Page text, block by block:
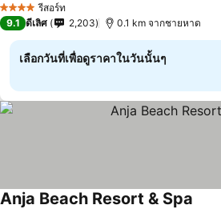
4 ดาว รีสอร์ท
9.1 ดีเลิศ 2,203 0.1 km จากชายหาด
เลือกวันที่เพื่อดูราคาในวันนั้นๆ
Anja Beach Resort & Spa